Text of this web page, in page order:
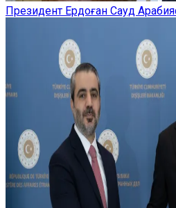
Президент Ердоған Сауд